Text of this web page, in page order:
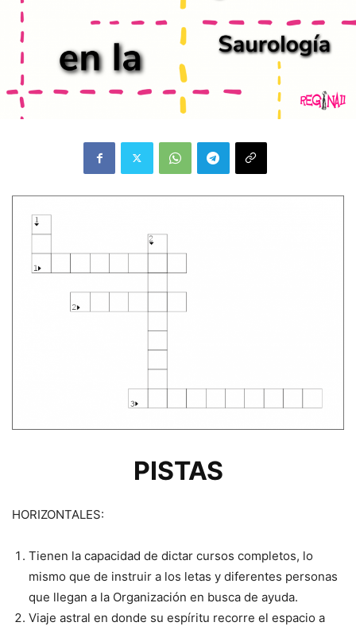
PISTAS
HORIZONTALES:
Tienen la capacidad de dictar cursos completos, lo
mismo que de instruir a los letas y diferentes personas
que llegan a la Organización en busca de ayuda.
Viaje astral en donde su espíritu recorre el espacio a